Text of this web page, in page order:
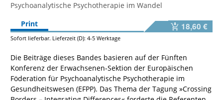
Psychoanalytische Psychotherapie im Wandel
Print
18,60 €
Sofort lieferbar. Lieferzeit (D): 4-5 Werktage
Die Beiträge dieses Bandes basieren auf der Fünften
Konferenz der Erwachsenen-Sektion der Europäischen
Föderation für Psychoanalytische Psychotherapie im
Gesundheitswesen (EFPP). Das Thema der Tagung »Crossing